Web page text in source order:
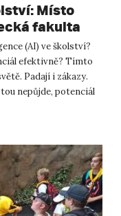
Místo
fakulta
(AI) ve školství?
efektivně? Tímto
Padají i zákazy.
nepůjde, potenciál